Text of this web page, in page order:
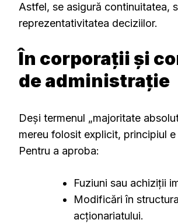
Astfel, se asigură continuitatea,
reprezentativitatea deciziilor.
În corporații și
de administrație
Deși termenul „majoritate
mereu folosit explicit, principiul e
Pentru a aproba:
Fuziuni sau achiziții
Modificări în structura
acționariatului.